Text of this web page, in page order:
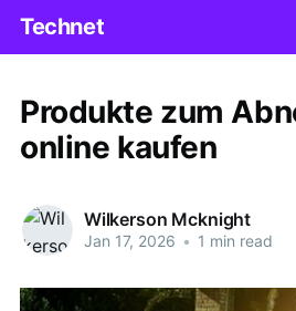
Technet
Produkte zum
online kaufen
Wilkerson Mcknight
Jan 17, 2026 • 1 min read